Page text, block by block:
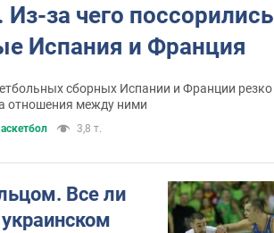
Из-за чего поссорились
Испания и Франция
сборных Испании и Франции резко
отношения между ними
3,8 т.
Все ли